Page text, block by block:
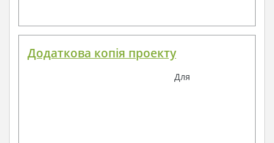
Додаткова копія проекту
Для